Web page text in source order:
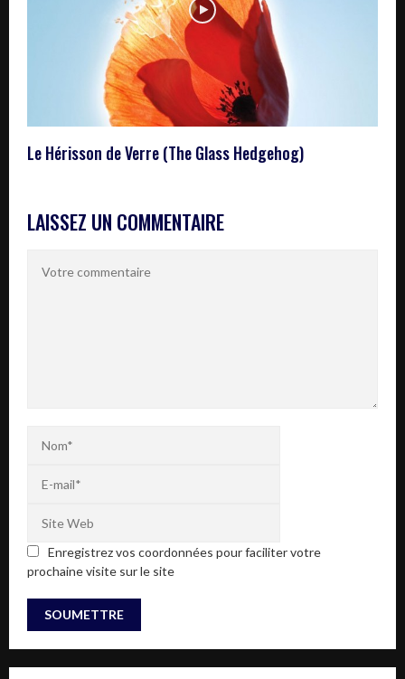
Le Hérisson de Verre (The Glass Hedgehog)
LAISSEZ UN COMMENTAIRE
Enregistrez vos coordonnées pour faciliter votre
prochaine visite sur le site